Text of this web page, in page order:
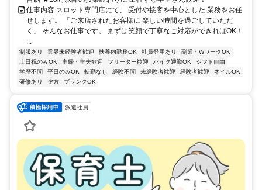
仕事内容 スロット専門店にて、 受付や接客を中心とした 業務をお任
せします。 「ご来店されたお客様に 楽しい時間を過ごしていただ
く」 そんなお仕事です。 まずは笑顔で丁寧なご対応ができればOK！
...
制服あり 業界未経験者歓迎 扶養内勤務OK 社員登用あり
副業・WワークOK
土日祝のみOK
主婦・主夫歓迎 フリーター歓迎 バイク通勤OK
シフト自由
学歴不問
平日のみOK 転勤なし 経験不問 未経験者歓迎 経験者歓迎
ネイルOK
研修あり
夕方 ブランクOK
派遣社員